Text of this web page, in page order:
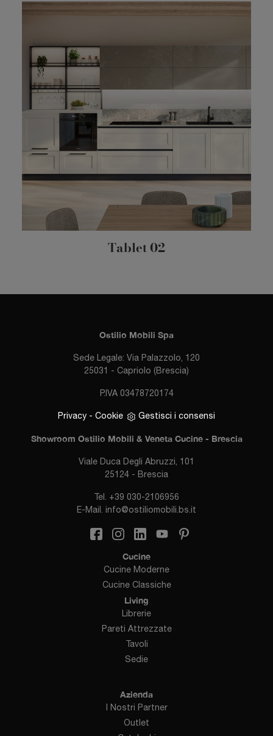
Tablet 02
Ostilio Mobili Spa
Sede Legale: Via Palazzolo, 120
25031 - Capriolo (Brescia)
P.IVA 03478720174
Privacy - Cookie Gestisci i consensi
Showroom Ostilio Mobili & Veneta Cucine - Brescia
Viale Duca Degli Abruzzi, 101
25124 - Brescia
Tel. +39 030-2106956
E-Mail. info@ostiliomobili.bs.it
Cucine
Cucine Moderne
Cucine Classiche
Living
Librerie
Pareti Attrezzate
Tavoli
Sedie
Azienda
I Nostri Partner
Outlet